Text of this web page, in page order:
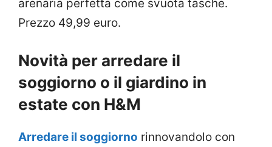
arenaria perfetta come svuota tasche.
Prezzo 49,99 euro.
Novità per arredare il
soggiorno o il giardino in
estate con H&M
Arredare il soggiorno rinnovandolo con